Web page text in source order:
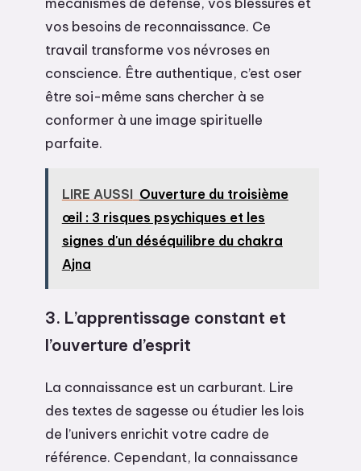
vos besoins de reconnaissance. Ce
travail transforme vos névroses en
conscience. Être authentique, c’est oser
être soi-même sans chercher à se
conformer à une image spirituelle
parfaite.
LIRE AUSSI Ouverture du troisième
œil : 3 risques psychiques et les
signes d'un déséquilibre du chakra
Ajna
3. L’apprentissage constant et
l’ouverture d’esprit
La connaissance est un carburant. Lire
des textes de sagesse ou étudier les lois
de l’univers enrichit votre cadre de
référence. Cependant, la connaissance